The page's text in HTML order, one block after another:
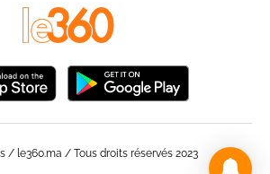
/ le360.ma / Tous droits réservés 2023